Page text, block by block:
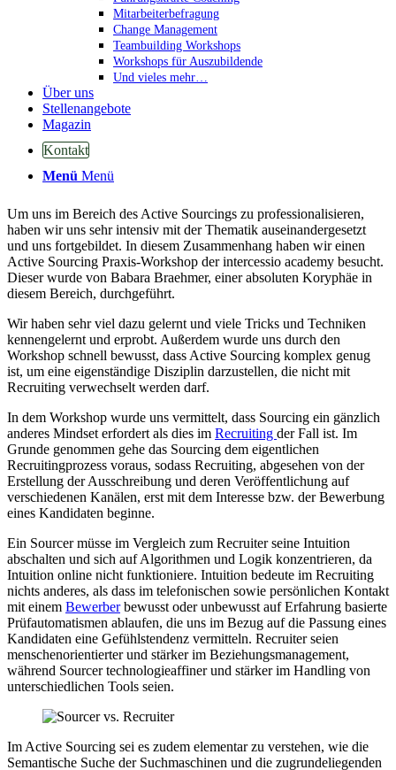
Mitarbeiterbefragung
Change Management
Teambuilding Workshops
Workshops für Auszubildende
Und vieles mehr…
Über uns
Stellenangebote
Magazin
Kontakt
Menü Menü
die sowohl in der erweiterten Suche als auch im Talentmanager
(Xing) sowie im Linkedin Recruiter umfangreiche Möglichkeiten
zum Sourcing bieten. Doch es gibt noch viele weitere Quellen sowie
eine Vielzahl verschiedener Sourcing Methoden. Ein Beispiel die X-
Ray Suche, bei der die öffentlich zugänglichen Daten einer
Webseite von außen, bspw. über Google, durchleuchtet werden.
Wer sich mit dem Thema Active Sourcing auseinandersetzt, wird um
Boolesche Suchoperatoren und Feldkommandos nicht herum
kommen und schnell feststellen, dass trotz der Eingabe dieser
Befehle das Suchergebnis häufig anders ausfällt als gewünscht oder
erwartet.
Um uns im Bereich des Active Sourcings zu professionalisieren,
haben wir uns sehr intensiv mit der Thematik auseinandergesetzt
und uns fortgebildet. In diesem Zusammenhang haben wir einen
Active Sourcing Praxis-Workshop der intercessio academy besucht.
Dieser wurde von Babara Braehmer, einer absoluten Koryphäe in
diesem Bereich, durchgeführt.
Wir haben sehr viel dazu gelernt und viele Tricks und Techniken
kennengelernt und erprobt. Außerdem wurde uns durch den
Workshop schnell bewusst, dass Active Sourcing komplex genug
ist, um eine eigenständige Disziplin darzustellen, die nicht mit
Recruiting verwechselt werden darf.
In dem Workshop wurde uns vermittelt, dass Sourcing ein gänzlich
anderes Mindset erfordert als dies im Recruiting der Fall ist. Im
Grunde genommen gehe das Sourcing dem eigentlichen
Recruitingprozess voraus, sodass Recruiting, abgesehen von der
Erstellung der Ausschreibung und deren Veröffentlichung auf
verschiedenen Kanälen, erst mit dem Interesse bzw. der Bewerbung
eines Kandidaten beginne.
Ein Sourcer müsse im Vergleich zum Recruiter seine Intuition
abschalten und sich auf Algorithmen und Logik konzentrieren, da
Intuition online nicht funktioniere. Intuition bedeute im Recruiting
nichts anderes, als dass im telefonischen sowie persönlichen Kontakt
mit einem Bewerberbewusst oder unbewusst auf Erfahrung basierte
Prüfautomatismen ablaufen, die uns im Bezug auf die Passung eines
Kandidaten eine Gefühlstendenz vermitteln. Recruiter seien
menschenorientierter und stärker im Beziehungsmanagement,
während Sourcer technologieaffiner und stärker im Handling von
unterschiedlichen Tools seien.
Im Active Sourcing sei es zudem elementar zu verstehen, wie die
Semantische Suche der Suchmaschinen und die zugrundeliegenden